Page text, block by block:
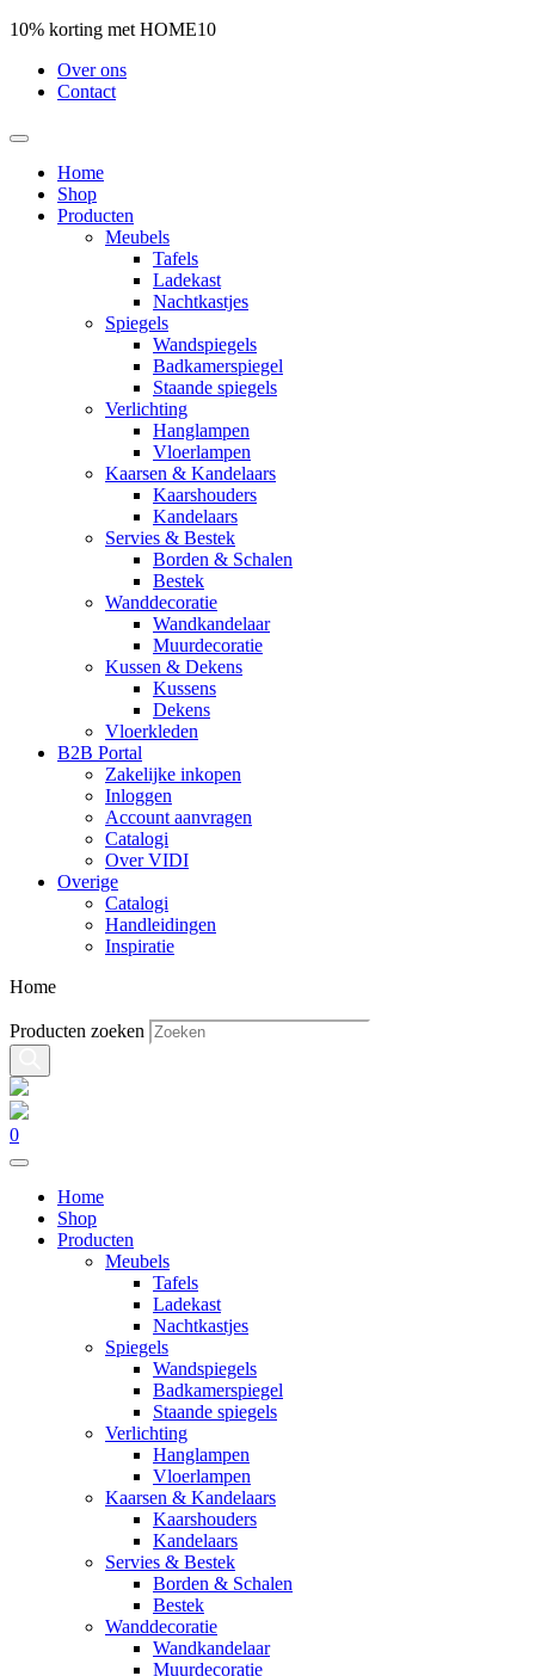
10% korting met HOME10
Over ons
Contact
Home
Shop
Producten
Meubels
Tafels
Ladekast
Nachtkastjes
Spiegels
Wandspiegels
Badkamerspiegel
Staande spiegels
Verlichting
Hanglampen
Vloerlampen
Kaarsen & Kandelaars
Kaarshouders
Kandelaars
Servies & Bestek
Borden & Schalen
Bestek
Wanddecoratie
Wandkandelaar
Muurdecoratie
Kussen & Dekens
Kussens
Dekens
Vloerkleden
B2B Portal
Zakelijke inkopen
Inloggen
Account aanvragen
Catalogi
Over VIDI
Overige
Catalogi
Handleidingen
Inspiratie
Home
Producten zoeken
0
Home
Shop
Producten
Meubels
Tafels
Ladekast
Nachtkastjes
Spiegels
Wandspiegels
Badkamerspiegel
Staande spiegels
Verlichting
Hanglampen
Vloerlampen
Kaarsen & Kandelaars
Kaarshouders
Kandelaars
Servies & Bestek
Borden & Schalen
Bestek
Wanddecoratie
Wandkandelaar
Muurdecoratie